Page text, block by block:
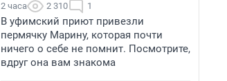
2 часа 2 310 1
В уфимский приют привезли
пермячку Марину, которая почти
ничего о себе не помнит. Посмотрите,
вдруг она вам знакома